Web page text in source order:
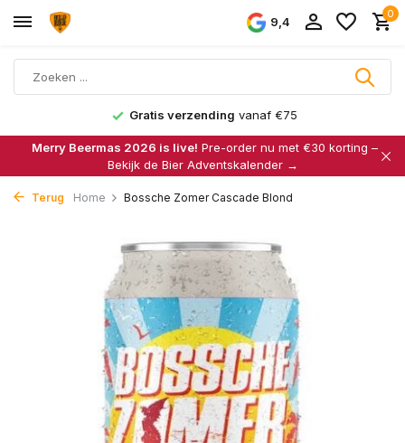
9,4
0
Gratis verzending vanaf €75
Merry Beermas 2026 is live! Pre-order nu met €30 korting –
Bekijk de Bier Adventskalender →
Terug Home Bossche Zomer Cascade Blond